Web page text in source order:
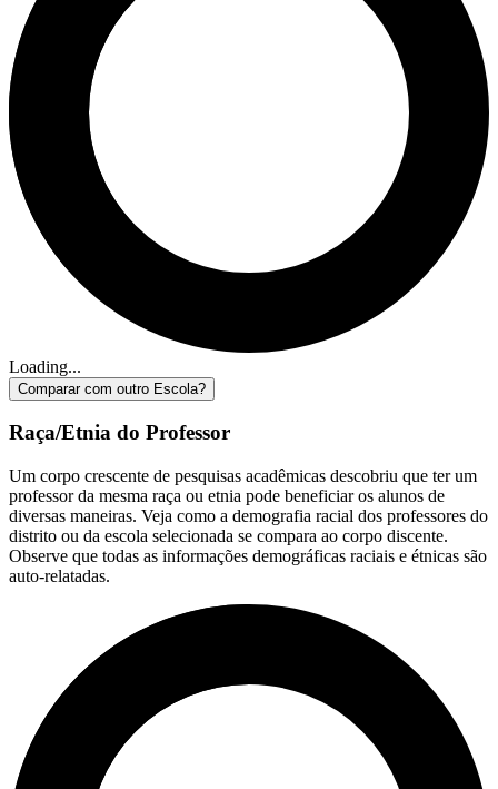
Loading...
Comparar com outro Escola?
Raça/Etnia do Professor
Um corpo crescente de pesquisas acadêmicas descobriu que ter um
professor da mesma raça ou etnia pode beneficiar os alunos de
diversas maneiras. Veja como a demografia racial dos professores do
distrito ou da escola selecionada se compara ao corpo discente.
Observe que todas as informações demográficas raciais e étnicas são
auto-relatadas.